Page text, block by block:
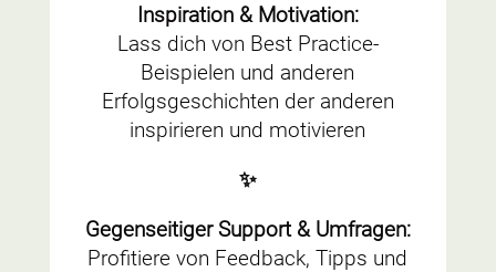
Inspiration & Motivation:
Lass dich von Best Practice-
Beispielen und anderen
Erfolgsgeschichten der anderen
inspirieren und motivieren
✨
Gegenseitiger Support & Umfragen:
Profitiere von Feedback, Tipps und